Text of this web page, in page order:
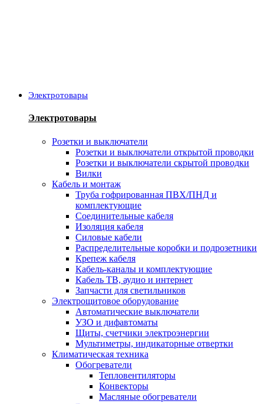
Электротовары
Электротовары
Розетки и выключатели
Розетки и выключатели открытой проводки
Розетки и выключатели скрытой проводки
Вилки
Кабель и монтаж
Труба гофрированная ПВХ/ПНД и
комплектующие
Соединительные кабеля
Изоляция кабеля
Силовые кабели
Распределительные коробки и подрозетники
Крепеж кабеля
Кабель-каналы и комплектующие
Кабель ТВ, аудио и интернет
Запчасти для светильников
Электрощитовое оборудование
Автоматические выключатели
УЗО и дифавтоматы
Щиты, счетчики электроэнергии
Мультиметры, индикаторные отвертки
Климатическая техника
Обогреватели
Тепловентиляторы
Конвекторы
Масляные обогреватели